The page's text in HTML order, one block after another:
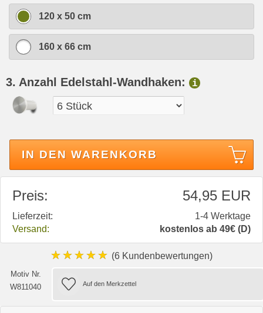
120 x 50 cm
160 x 66 cm
3. Anzahl Edelstahl-Wandhaken: i
IN DEN WARENKORB
Preis: 54,95 EUR
Lieferzeit:
1-4 Werktage
Versand:
kostenlos ab 49€ (D)
★★★★★ (6 Kundenbewertungen)
Motiv Nr.
W811040